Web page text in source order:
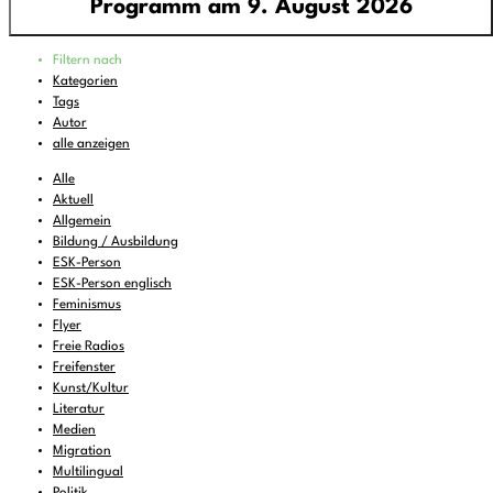
Programm am 9. August 2026
02:00
04:00 - 06:00
06:00
07:00
08:00 - 09:00
09:00 - 10:00 Cool Britannia
10:00
11:00 - 12:00
12:00 - 14:00
14:00
14:30 - 15:00
Filtern nach
Kategorien
Tags
Autor
alle anzeigen
Alle
Aktuell
Allgemein
Bildung / Ausbildung
ESK-Person
ESK-Person englisch
Feminismus
Flyer
Freie Radios
Freifenster
Kunst/Kultur
Literatur
Medien
Migration
Multilingual